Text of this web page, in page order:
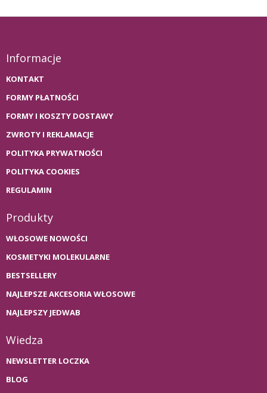
Informacje
KONTAKT
FORMY PŁATNOŚCI
FORMY I KOSZTY DOSTAWY
ZWROTY I REKLAMACJE
POLITYKA PRYWATNOŚCI
POLITYKA COOKIES
REGULAMIN
Produkty
WŁOSOWE NOWOŚCI
KOSMETYKI MOLEKULARNE
BESTSELLERY
NAJLEPSZE AKCESORIA WŁOSOWE
NAJLEPSZY JEDWAB
Wiedza
NEWSLETTER LOCZKA
BLOG